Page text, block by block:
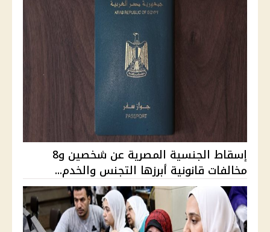
إسقاط الجنسية المصرية عن شخصين و8
مخالفات قانونية أبرزها التجنس والخدم...